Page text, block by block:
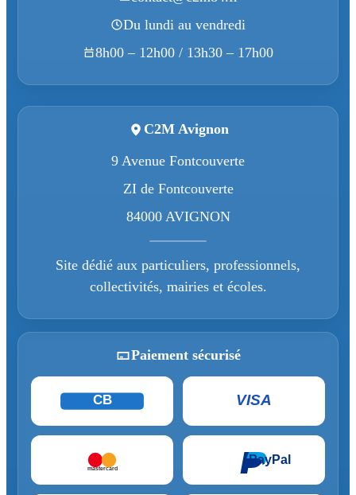
Du lundi au vendredi
8h00 – 12h00 / 13h30 – 17h00
C2M Avignon
9 Avenue Fontcouverte
ZI de Fontcouverte
84000 AVIGNON
Site dédié aux particuliers, professionnels,
collectivités, mairies et écoles.
Paiement sécurisé
CB VISA
mastercard
PayPal